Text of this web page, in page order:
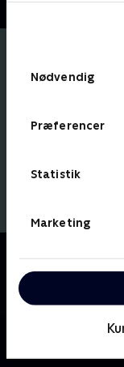
Nødvendig
Præferencer
Statistik
Marketing
Se comedy-
roommates på